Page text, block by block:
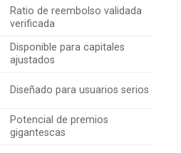
Ratio de reembolso validada
verificada
Disponible para capitales
ajustados
Diseñado para usuarios serios
Potencial de premios
gigantescas